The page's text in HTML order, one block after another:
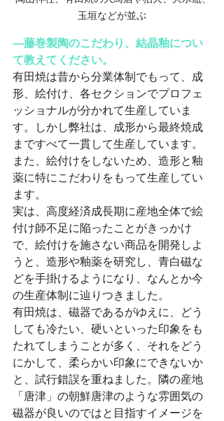
玉垣などが並ぶ
―藤巻製陶のこだわり、結晶釉につい
て教えてください。
有田焼は昔から分業体制でもって、成
形、絵付け、各セクションでプロフェ
ッショナルが分かれて生産していま
す。しかし弊社は、成形から最終焼成
まですべて一貫して生産しています。
また、絵付けをしないため、造形と釉
薬に特にこだわりをもって生産してい
ます。
実は、高度経済成長期に産地全体で絵
付け師不足に陥ったことがきっかけ
で、絵付けを施さない商品を開発しよ
うと、造形や釉薬を研究し、青白磁な
どを手掛けるようになり、なんとか今
の生産体制に辿りつきました。
有田焼は、磁器であるがゆえに、どう
しても冷たい、硬いといった印象をも
たれてしまうことが多く、それをどう
にかして、柔らかい印象にできないか
と、試行錯誤を重ねました。隣の産地
「唐津」の朝鮮唐津のような雰囲気の
磁器が良いのではと目指すイメージを